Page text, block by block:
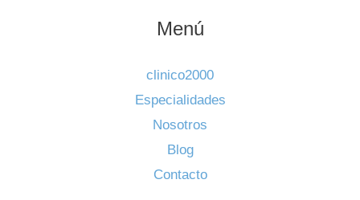
Menú
clinico2000
Especialidades
Nosotros
Blog
Contacto